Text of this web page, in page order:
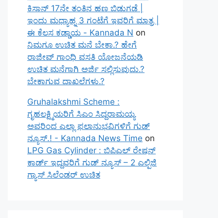
ಕಿಸಾನ್ 17ನೇ ತಂತಿನ ಹಣ ಬಿಡುಗಡೆ |
ಇಂದು ಮಧ್ಯಾಹ್ನ 3 ಗಂಟೆಗೆ ಇವರಿಗೆ ಮಾತ್ರ |
ಈ ಕೆಲಸ ಕಡ್ಡಾಯ - Kannada N on
ನಿಮಗೂ ಉಚಿತ ಮನೆ ಬೇಕಾ.? ಹೇಗೆ
ರಾಜೀವ್ ಗಾಂಧಿ ವಸತಿ ಯೋಜನೆಯಡಿ
ಉಚಿತ ಮನೆಗಾಗಿ ಅರ್ಜಿ ಸಲ್ಲಿಸುವುದು.?
ಬೇಕಾಗುವ ದಾಖಲೆಗಳು.?
Gruhalakshmi Scheme :
ಗೃಹಲಕ್ಷ್ಮಿಯರಿಗೆ ಸಿಎಂ ಸಿದ್ದರಾಮಯ್ಯ
ಅವರಿಂದ ಎಲ್ಲಾ ಫಲಾನುಭವಿಗಳಿಗೆ ಗುಡ್
ನ್ಯೂಸ್.! - Kannada News Time on
LPG Gas Cylinder : ಬಿಪಿಎಲ್ ರೇಷನ್
ಕಾರ್ಡ್ ಇದ್ದವರಿಗೆ ಗುಡ್ ನ್ಯೂಸ್ – 2 ಎಲ್ಪಿಜಿ
ಗ್ಯಾಸ್ ಸಿಲೆಂಡರ್ ಉಚಿತ